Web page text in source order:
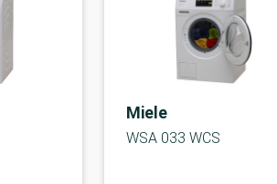
Miele
WSA 033 WCS